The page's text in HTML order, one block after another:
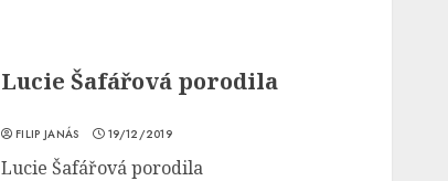
Lucie Šafářová porodila
FILIP JANÁS 19/12/2019
Lucie Šafářová porodila